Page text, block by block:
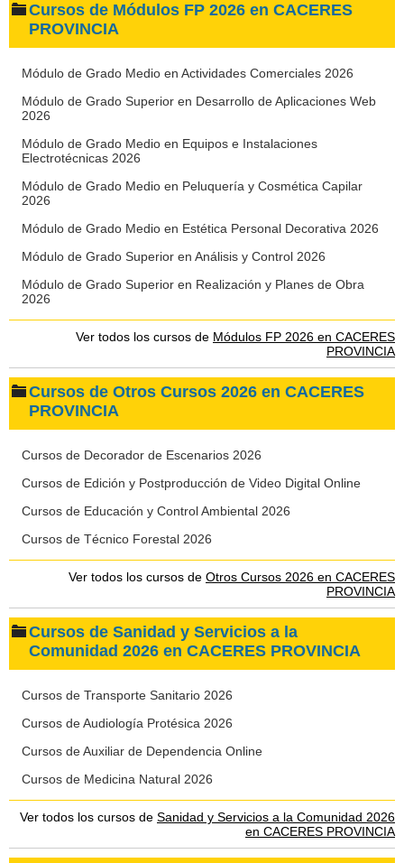
Cursos de Módulos FP 2026 en CACERES
PROVINCIA
Módulo de Grado Medio en Actividades Comerciales 2026
Módulo de Grado Superior en Desarrollo de Aplicaciones Web
2026
Módulo de Grado Medio en Equipos e Instalaciones
Electrotécnicas 2026
Módulo de Grado Medio en Peluquería y Cosmética Capilar
2026
Módulo de Grado Medio en Estética Personal Decorativa 2026
Módulo de Grado Superior en Análisis y Control 2026
Módulo de Grado Superior en Realización y Planes de Obra
2026
Ver todos los cursos de Módulos FP 2026 en CACERES
PROVINCIA
Cursos de Otros Cursos 2026 en CACERES
PROVINCIA
Cursos de Decorador de Escenarios 2026
Cursos de Edición y Postproducción de Video Digital Online
Cursos de Educación y Control Ambiental 2026
Cursos de Técnico Forestal 2026
Ver todos los cursos de Otros Cursos 2026 en CACERES
PROVINCIA
Cursos de Sanidad y Servicios a la
Comunidad 2026 en CACERES PROVINCIA
Cursos de Transporte Sanitario 2026
Cursos de Audiología Protésica 2026
Cursos de Auxiliar de Dependencia Online
Cursos de Medicina Natural 2026
Ver todos los cursos de Sanidad y Servicios a la Comunidad 2026
en CACERES PROVINCIA